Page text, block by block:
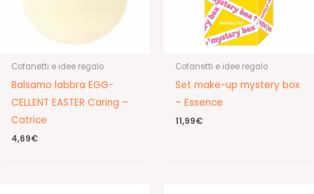
Cofanetti e idee regalo
Balsamo labbra EGG-
CELLENT EASTER Caring –
Catrice
4,69€
Cofanetti e idee regalo
Set make-up mystery box
– Essence
11,99€